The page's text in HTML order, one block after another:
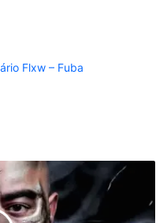
Flxw – Fuba